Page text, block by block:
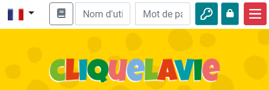
Enseignement biblique